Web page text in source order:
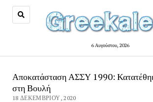
6 Αυγούστου, 2026
Αποκατάσταση ΑΣΣΥ 1990:
στη Βουλή
18 ΔΕΚΕΜΒΡΊΟΥ, 2020